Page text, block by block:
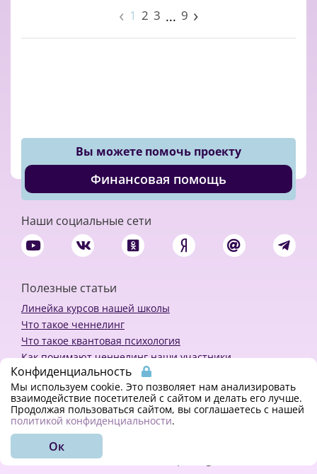
‹ 1 2 3 ... 9 ›
Вы можете помочь проекту
Финансовая помощь
Наши социальные сети
Полезные статьи
Линейка курсов нашей школы
Что такое ченнелинг
Что такое квантовая психология
Как понимают ченнелинг наши участники
Политика конфиденциальности
Закажи ченнелинг
© 2018 - 2023 Kvreal2018 | All rights reserved.
Конфиденциальность
Мы используем cookie. Это позволяет нам анализировать
взаимодействие посетителей с сайтом и делать его лучше.
Продолжая пользоваться сайтом, вы соглашаетесь с нашей
политикой конфиденциальности.
Ок